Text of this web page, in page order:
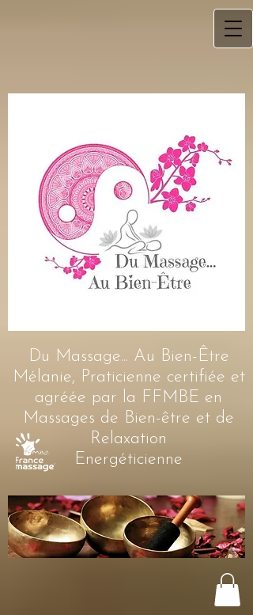
Du Massage... Au Bien-Être
Mélanie, Praticienne certifiée et
agréée par la FFMBE en
Massages de Bien-être et de
Relaxation
Energéticienne